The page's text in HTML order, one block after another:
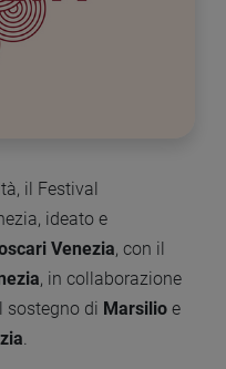
il Festival
ideato e
Venezia, con il
, in collaborazione
sostegno di Marsilio e
.